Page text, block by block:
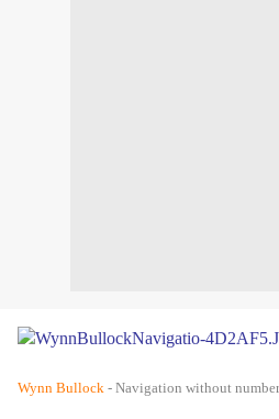
Wynn Bullock - Navigation without